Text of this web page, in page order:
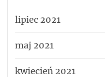
lipiec 2021
maj 2021
kwiecień 2021